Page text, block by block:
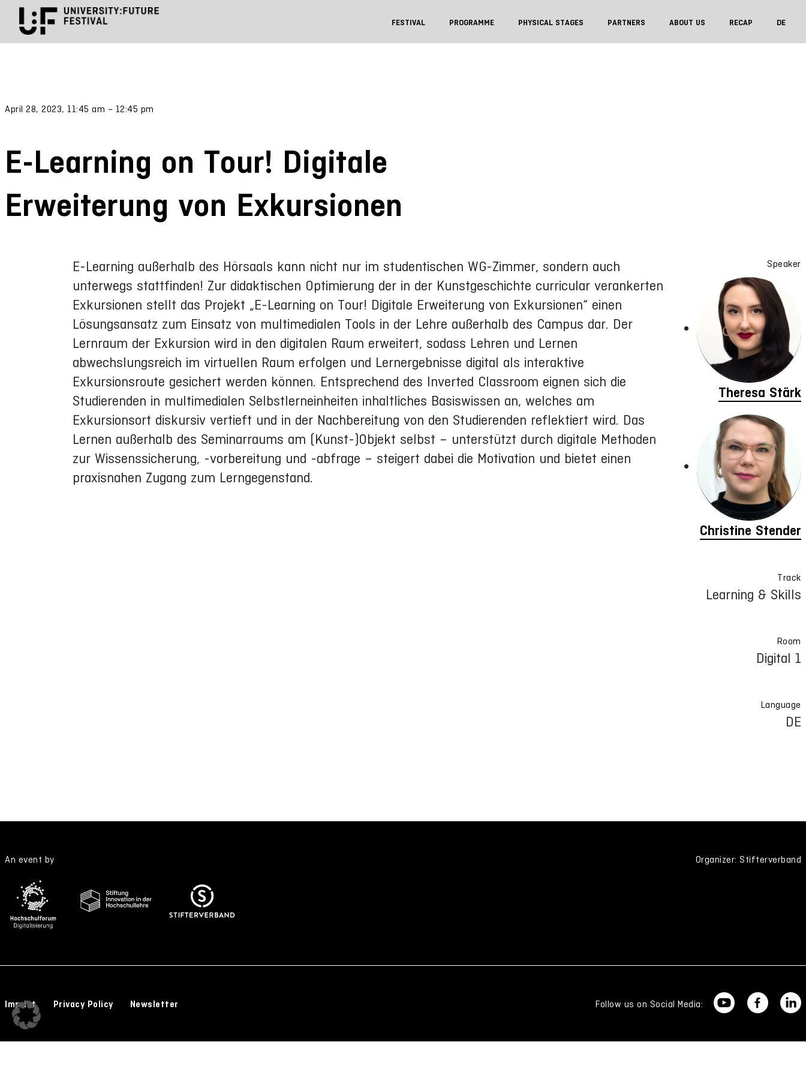
FESTIVAL PROGRAMME PHYSICAL STAGES PARTNERS ABOUT US RECAP DE
April 28, 2023, 11:45 am – 12:45 pm
E-Learning on Tour! Digitale
Erweiterung von Exkursionen
E-Learning außerhalb des Hörsaals kann nicht nur im studentischen WG-Zimmer, sondern auch
unterwegs stattfinden! Zur didaktischen Optimierung der in der Kunstgeschichte curricular verankerten
Exkursionen stellt das Projekt „E-Learning on Tour! Digitale Erweiterung von Exkursionen“ einen
Lösungsansatz zum Einsatz von multimedialen Tools in der Lehre außerhalb des Campus dar. Der
Lernraum der Exkursion wird in den digitalen Raum erweitert, sodass Lehren und Lernen
abwechslungsreich im virtuellen Raum erfolgen und Lernergebnisse digital als interaktive
Exkursionsroute gesichert werden können. Entsprechend des Inverted Classroom eignen sich die
Studierenden in multimedialen Selbstlerneinheiten inhaltliches Basiswissen an, welches am
Exkursionsort diskursiv vertieft und in der Nachbereitung von den Studierenden reflektiert wird. Das
Lernen außerhalb des Seminarraums am (Kunst-)Objekt selbst – unterstützt durch digitale Methoden
zur Wissenssicherung, -vorbereitung und -abfrage – steigert dabei die Motivation und bietet einen
praxisnahen Zugang zum Lerngegenstand.
Speaker
Theresa Stärk
Christine Stender
Track
Learning & Skills
Room
Digital 1
Language
DE
An event by Organizer: Stifterverband
Imprint Privacy Policy Newsletter Follow us on Social Media: